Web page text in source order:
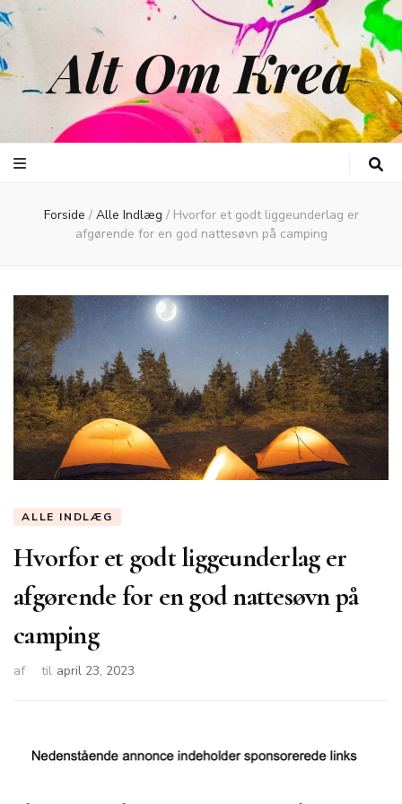
Alt Om Krea
Forside / Alle Indlæg / Hvorfor et godt liggeunderlag er
afgørende for en god nattesøvn på camping
ALLE INDLÆG
Hvorfor et godt liggeunderlag er
afgørende for en god nattesøvn på
camping
af til april 23, 2023